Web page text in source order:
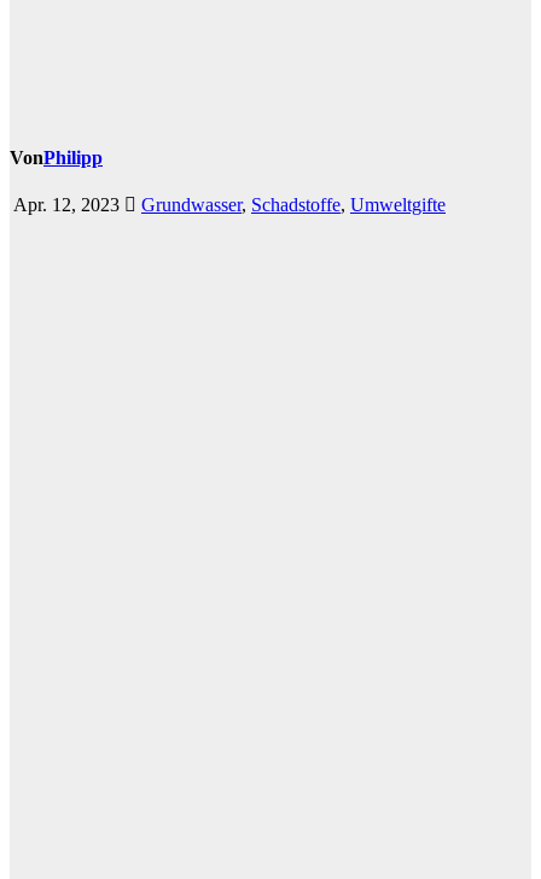
VonPhilipp
Apr. 12, 2023 Grundwasser, Schadstoffe, Umweltgifte